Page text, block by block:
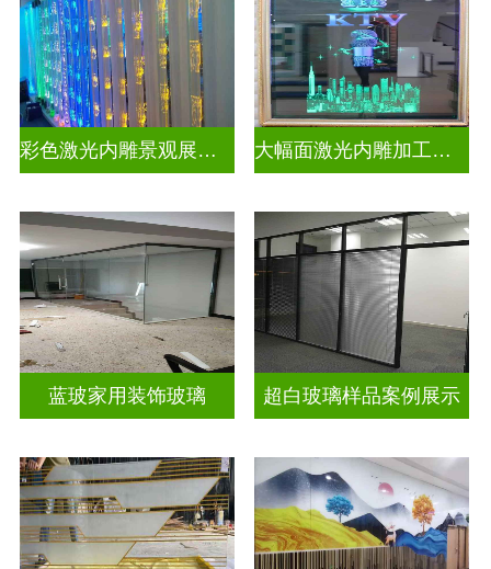
彩色激光内雕景观展示发光玻璃 大幅面激光内雕加工生产
蓝玻家用装饰玻璃 超白玻璃样品案例展示